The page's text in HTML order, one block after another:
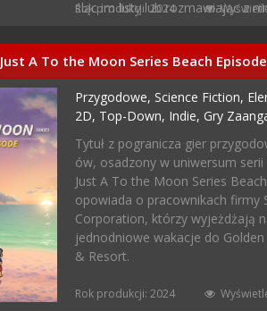
śląc im listy lub rozmawiając z
Rok produkcji: 2024
Just A To the Moon Series Beach Episode
Przygodowe,Science Fiction,
2D, Top-Down, Indie, Gry
Tytuł z pogranicza gier
ów, osadzony w uniwersum
Just A To the Moon Series
opowiada o pracownikach firmy
Corporation, którzy wyjeżdżają
jednodniowe wakacje do
& Resort.
Rok produkcji: 2024